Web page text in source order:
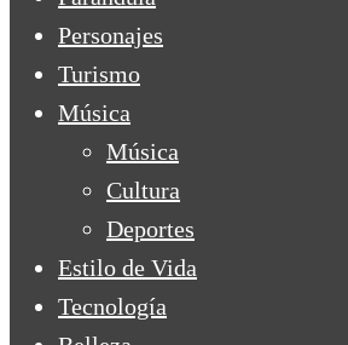
Personajes
Turismo
Música
Música
Cultura
Deportes
Estilo de Vida
Tecnología